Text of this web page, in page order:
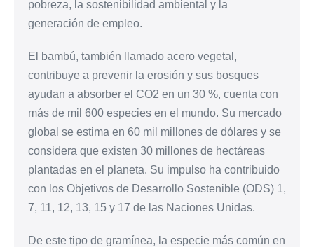
pobreza, la sostenibilidad ambiental y la
generación de empleo.
El bambú, también llamado acero vegetal,
contribuye a prevenir la erosión y sus bosques
ayudan a absorber el CO2 en un 30 %, cuenta con
más de mil 600 especies en el mundo. Su mercado
global se estima en 60 mil millones de dólares y se
considera que existen 30 millones de hectáreas
plantadas en el planeta. Su impulso ha contribuido
con los Objetivos de Desarrollo Sostenible (ODS) 1,
7, 11, 12, 13, 15 y 17 de las Naciones Unidas.
De este tipo de gramínea, la especie más común en